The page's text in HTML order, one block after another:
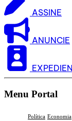
ASSINE
ANUNCIE
Menu Portal
Política Economia